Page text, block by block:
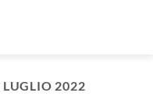
LUGLIO 2022